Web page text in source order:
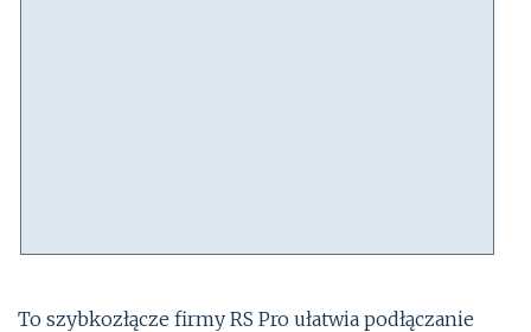
To szybkozłącze firmy RS Pro ułatwia podłączanie